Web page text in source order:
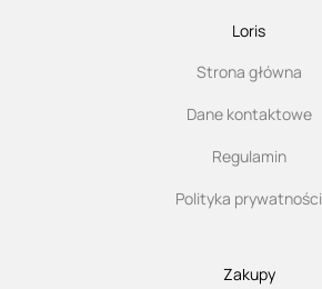
Loris
Strona główna
Dane kontaktowe
Regulamin
Polityka prywatności
Zakupy